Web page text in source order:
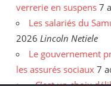
verrerie en suspens 7
Les salariés du
2026 Lincoln Netiele
Le gouvernement
les assurés sociaux 7